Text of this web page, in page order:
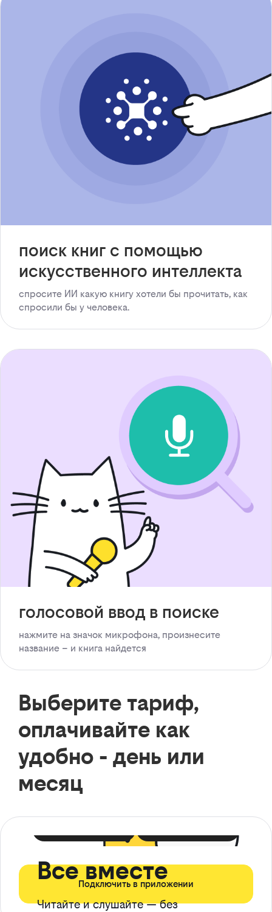
поиск книг с помощью
искусственного интеллекта
спросите ИИ какую книгу хотели бы прочитать, как
спросили бы у человека.
голосовой ввод в поиске
нажмите на значок микрофона, произнесите
название – и книга найдется
Выберите тариф,
оплачивайте как
удобно - день или
месяц
Все вместе
Читайте и слушайте — без
Подключить в приложении